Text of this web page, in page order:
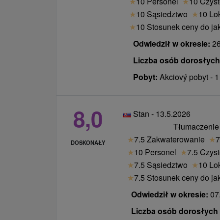
★10 Sąsiedztwo ★10
★10 Stosunek ceny do
Odwiedził w okresie:
Liczba osób
Pobyt: Akciový pobyt -
8,0
DOSKONAŁY
Stan - 13.5.2026
★7.5 Zakwaterowanie ★
★10 Personel ★7.5
★7.5 Sąsiedztwo ★10
★7.5 Stosunek ceny do
Odwiedził w okresie:
Liczba osób dorosłych